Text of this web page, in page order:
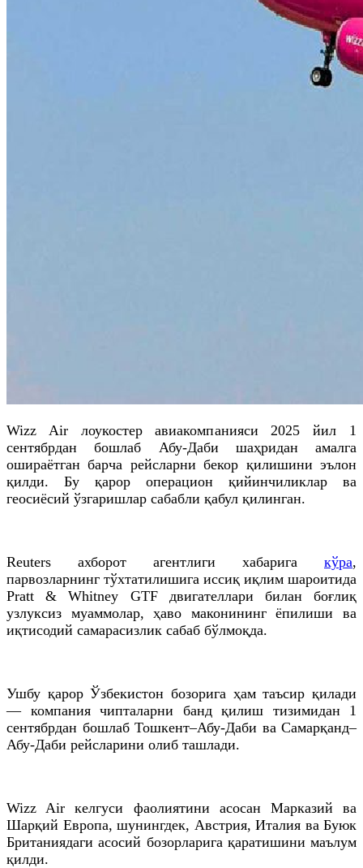
Wizz Air лоукостер авиакомпанияси 2025 йил 1
сентябрдан бошлаб Абу-Даби шаҳридан амалга
ошираётган барча рейсларни бекор қилишини эълон
қилди. Бу қарор операцион қийинчиликлар ва
геосиёсий ўзгаришлар сабабли қабул қилинган.
Reuters ахборот агентлиги хабарига кўра,
парвозларнинг тўхтатилишига иссиқ иқлим шароитида
Pratt & Whitney GTF двигателлари билан боғлиқ
узлуксиз муаммолар, ҳаво маконининг ёпилиши ва
иқтисодий самарасизлик сабаб бўлмоқда.
Ушбу қарор Ўзбекистон бозорига ҳам таъсир қилади
— компания чипталарни банд қилиш тизимидан 1
сентябрдан бошлаб Тошкент–Абу-Даби ва Самарқанд–
Абу-Даби рейсларини олиб ташлади.
Wizz Air келгуси фаолиятини асосан Марказий ва
Шарқий Европа, шунингдек, Австрия, Италия ва Буюк
Британиядаги асосий бозорларига қаратишини маълум
қилди.